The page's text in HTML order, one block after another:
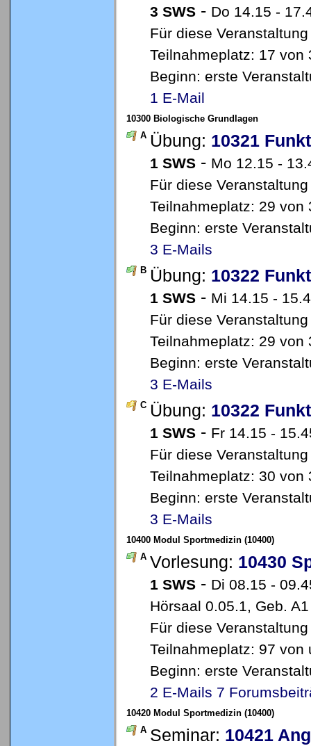
3 SWS - Do 14.15 -
Für diese
Teilnahmeplatz: 17 von
Beginn: erste
1 E-Mail
10300 Biologische Grundlagen
A Übung: 10321
1 SWS - Mo 12.15 -
Für diese
Teilnahmeplatz: 29 von
Beginn: erste
3 E-Mails
B Übung: 10322
1 SWS - Mi 14.15 -
Für diese
Teilnahmeplatz: 29 von
Beginn: erste
3 E-Mails
C Übung: 10322
1 SWS - Fr 14.15 -
Für diese
Teilnahmeplatz: 30 von
Beginn: erste
3 E-Mails
10400 Modul Sportmedizin (10400)
A Vorlesung: 10430
1 SWS - Di 08.15 -
Hörsaal 0.05.1, Geb.
Für diese
Teilnahmeplatz: 97
Beginn: erste
2 E-Mails 7
10420 Modul Sportmedizin (10400)
A Seminar: 10421